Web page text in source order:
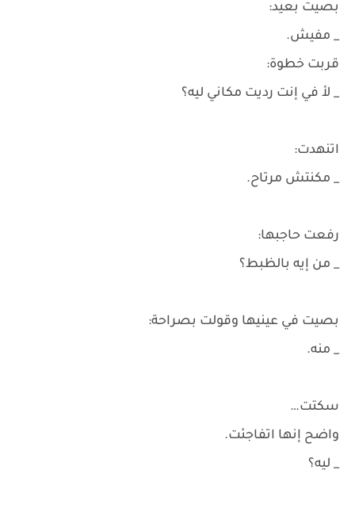
بصيت بعيد:
_ مفيش.
قربت خطوة:
_ لأ في إنت رديت مكاني ليه؟
اتنهدت:
_ مكنتش مرتاح.
رفعت حاجبها:
_ من إيه بالظبط؟
بصيت في عينيها وقولت بصراحة:
_ منه.
سكتت…
واضح إنها اتفاجئت.
_ ليه؟